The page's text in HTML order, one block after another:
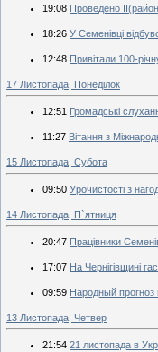
19:08 Проведено
18:26 У Семенівці
12:48 Привітали 100-
17 Листопада, Понеділок
12:51 Громадські
11:27 Вітання з
15 Листопада, Субота
09:50 Урочистості з
14 Листопада, П`ятниця
20:47 Працівники
17:07 На Чернігівщині
09:59 Народный
13 Листопада, Четвер
21:54 21 листопада в